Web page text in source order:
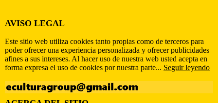
AVISO LEGAL
Este sitio web utiliza cookies tanto propias como de terceros para
poder ofrecer una experiencia personalizada y ofrecer publicidades
afines a sus intereses. Al hacer uso de nuestra web usted acepta en
forma expresa el uso de cookies por nuestra parte... Seguir leyendo